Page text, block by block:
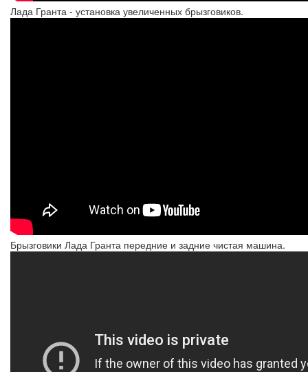
Лада Гранта - установка увеличенных брызговиков.
Брызговики Лада Гранта передние и задние чистая машина.